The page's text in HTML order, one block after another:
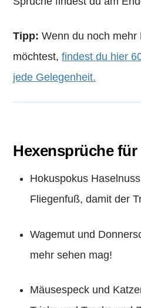
Tipp: Wenn du noch mehr
möchtest,findest du hier
jede Gelegenheit.
Hexensprüche
Hokuspokus
Fliegenfuß, damit der
Wagemut und
mehr sehen mag!
Mäusespeck und